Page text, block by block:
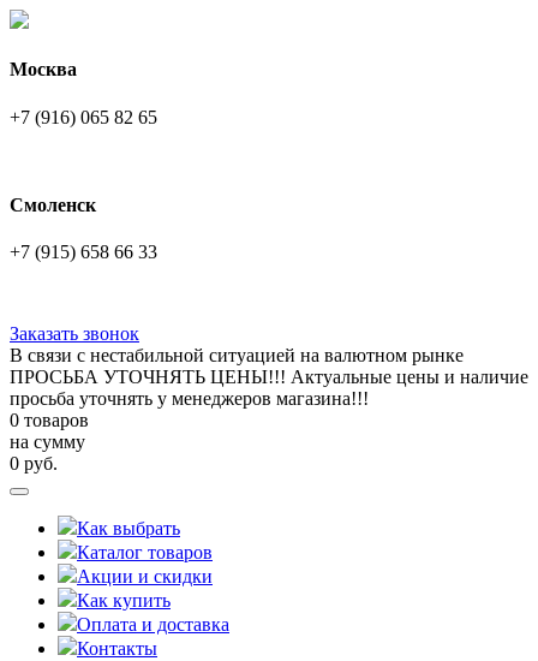
Москва
+7 (916) 065 82 65
Смоленск
+7 (915) 658 66 33
Заказать звонок
В связи с нестабильной ситуацией на валютном рынке
ПРОСЬБА УТОЧНЯТЬ ЦЕНЫ!!! Актуальные цены и наличие
просьба уточнять у менеджеров магазина!!!
0 товаров
на сумму
0 руб.
Как выбрать
Каталог товаров
Акции и скидки
Как купить
Оплата и доставка
Контакты